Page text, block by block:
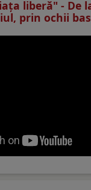
liberă" - De
prin ochii